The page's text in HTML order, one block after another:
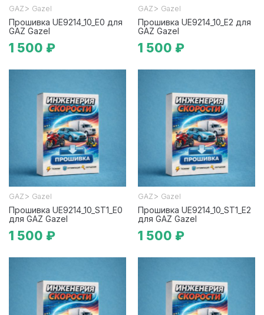
GAZ > Gazel
Прошивка UE9214_10_E0 для
GAZ Gazel
1 500 ₽
GAZ > Gazel
Прошивка UE9214_10_E2 для
GAZ Gazel
1 500 ₽
GAZ > Gazel
Прошивка UE9214_10_ST1_E0
для GAZ Gazel
1 500 ₽
GAZ > Gazel
Прошивка UE9214_10_ST1_E2
для GAZ Gazel
1 500 ₽